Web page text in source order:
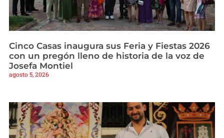
Cinco Casas inaugura sus Feria y Fiestas 2026
con un pregón lleno de historia de la voz de
Josefa Montiel
agosto 5, 2026